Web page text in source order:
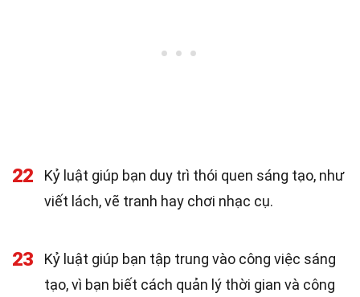
22
Kỷ luật giúp bạn duy trì thói quen sáng tạo, như
viết lách, vẽ tranh hay chơi nhạc cụ.
23
Kỷ luật giúp bạn tập trung vào công việc sáng
tạo, vì bạn biết cách quản lý thời gian và công